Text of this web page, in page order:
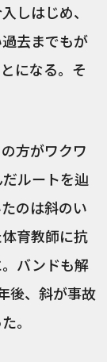
しはじめ、
去までもが
になる。そ
方がワクワ
ルートを辿
のは斜のい
育教師に抗
バンドも解
後、斜が事故
。